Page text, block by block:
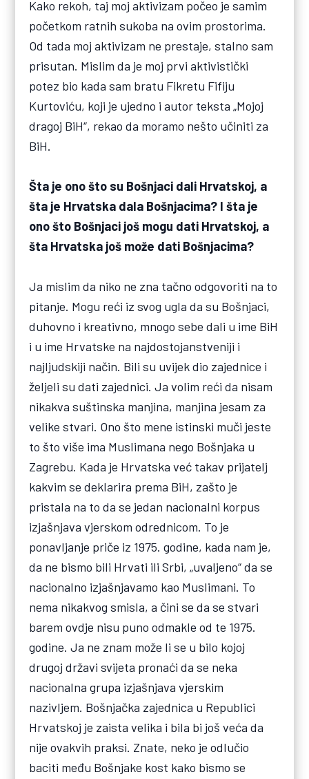
Kako rekoh, taj moj aktivizam počeo je samim
početkom ratnih sukoba na ovim prostorima.
Od tada moj aktivizam ne prestaje, stalno sam
prisutan. Mislim da je moj prvi aktivistički
potez bio kada sam bratu Fikretu Fifiju
Kurtoviću, koji je ujedno i autor teksta „Mojoj
dragoj BiH“, rekao da moramo nešto učiniti za
BiH.
Šta je ono što su Bošnjaci dali Hrvatskoj, a
šta je Hrvatska dala Bošnjacima? I šta je
ono što Bošnjaci još mogu dati Hrvatskoj, a
šta Hrvatska još može dati Bošnjacima?
Ja mislim da niko ne zna tačno odgovoriti na to
pitanje. Mogu reći iz svog ugla da su Bošnjaci,
duhovno i kreativno, mnogo sebe dali u ime BiH
i u ime Hrvatske na najdostojanstveniji i
najljudskiji način. Bili su uvijek dio zajednice i
željeli su dati zajednici. Ja volim reći da nisam
nikakva suštinska manjina, manjina jesam za
velike stvari. Ono što mene istinski muči jeste
to što više ima Muslimana nego Bošnjaka u
Zagrebu. Kada je Hrvatska već takav prijatelj
kakvim se deklarira prema BiH, zašto je
pristala na to da se jedan nacionalni korpus
izjašnjava vjerskom odrednicom. To je
ponavljanje priče iz 1975. godine, kada nam je,
da ne bismo bili Hrvati ili Srbi, „uvaljeno“ da se
nacionalno izjašnjavamo kao Muslimani. To
nema nikakvog smisla, a čini se da se stvari
barem ovdje nisu puno odmakle od te 1975.
godine. Ja ne znam može li se u bilo kojoj
drugoj državi svijeta pronaći da se neka
nacionalna grupa izjašnjava vjerskim
nazivljem. Bošnjačka zajednica u Republici
Hrvatskoj je zaista velika i bila bi još veća da
nije ovakvih praksi. Znate, neko je odlučio
baciti među Bošnjake kost kako bismo se